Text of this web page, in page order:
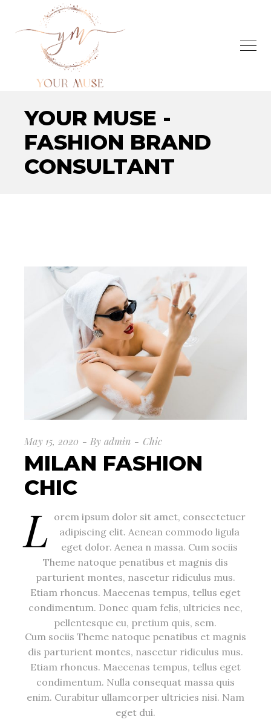
YOUR MUSE -
FASHION BRAND
CONSULTANT
May 15, 2020 By admin Chic
MILAN FASHION
CHIC
L orem ipsum dolor sit amet, consectetuer
adipiscing elit. Aenean commodo ligula
eget dolor. Aenea n massa. Cum sociis
Theme natoque penatibus et magnis dis
parturient montes, nascetur ridiculus mus.
Etiam rhoncus. Maecenas tempus, tellus eget
condimentum. Donec quam felis, ultricies nec,
pellentesque eu, pretium quis, sem.
Cum sociis Theme natoque penatibus et magnis
dis parturient montes, nascetur ridiculus mus.
Etiam rhoncus. Maecenas tempus, tellus eget
condimentum. Nulla consequat massa quis
enim. Curabitur ullamcorper ultricies nisi. Nam
eget dui.